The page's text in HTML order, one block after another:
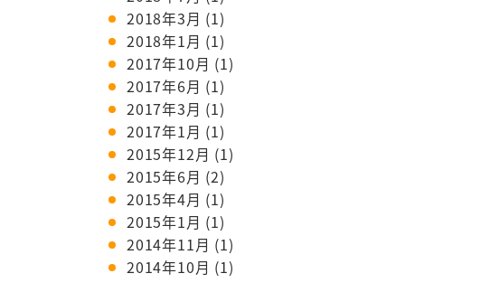
2018年3月 (1)
2018年1月 (1)
2017年10月 (1)
2017年6月 (1)
2017年3月 (1)
2017年1月 (1)
2015年12月 (1)
2015年6月 (2)
2015年4月 (1)
2015年1月 (1)
2014年11月 (1)
2014年10月 (1)